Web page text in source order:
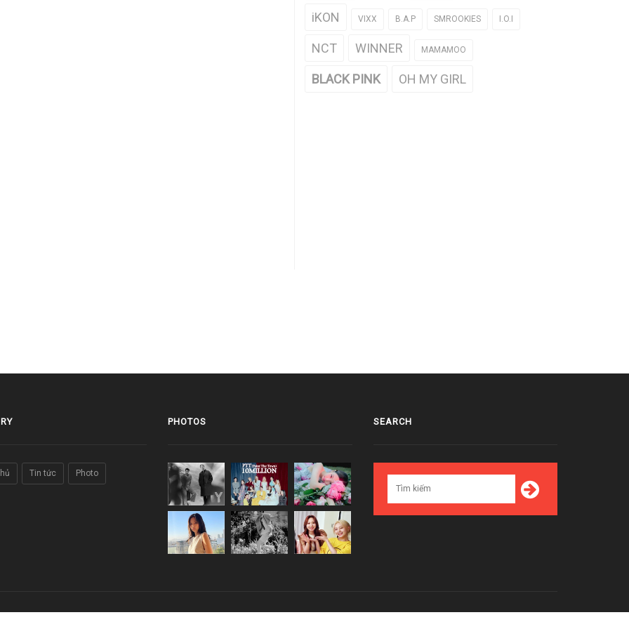
iKON VIXX B.A.P SMROOKIES I.O.I
NCT WINNER MAMAMOO
BLACK PINK OH MY GIRL
Tin tức Photo
PHOTOS SEARCH